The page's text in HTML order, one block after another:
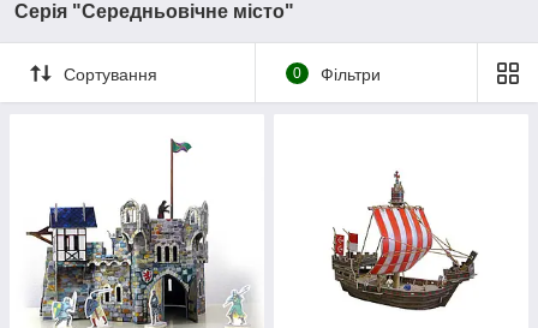
Серія "Середньовічне місто"
Сортування 0 Фільтри